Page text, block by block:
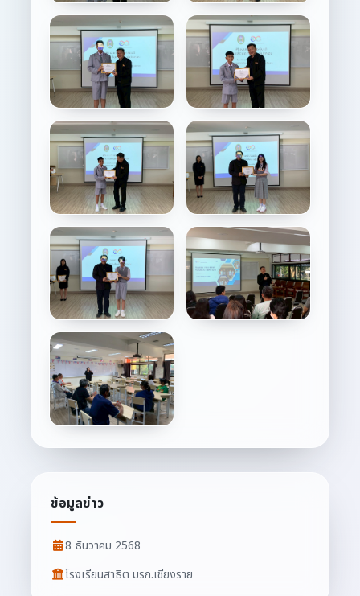
ข้อมูลข่าว
8 ธันวาคม 2568
โรงเรียนสาธิต มรภ.เชียงราย